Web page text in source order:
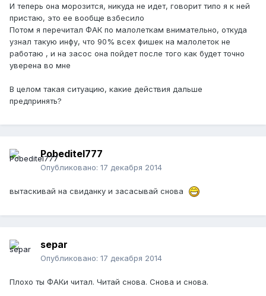
И теперь она морозится, никуда не идет, говорит типо я к ней
пристаю, это ее вообще взбесило
Потом я перечитал ФАК по малолеткам внимательно, откуда
узнал такую инфу, что 90% всех фишек на малолеток не
работаю , и на засос она пойдет после того как будет точно
уверена во мне
В целом такая ситуацию, какие действия дальше
предпринять?
Pobeditel777
Опубликовано: 17 декабря 2014
вытаскивай на свиданку и засасывай снова
separ
Опубликовано: 17 декабря 2014
Плохо ты ФАКи читал. Читай снова. Снова и снова.